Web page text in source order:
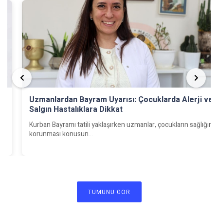
Uzmanlardan Bayram Uyarısı: Çocuklarda Alerji ve
Salgın Hastalıklara Dikkat
Kurban Bayramı tatili yaklaşırken uzmanlar, çocukların sağlığının
korunması konusun...
TÜMÜNÜ GÖR